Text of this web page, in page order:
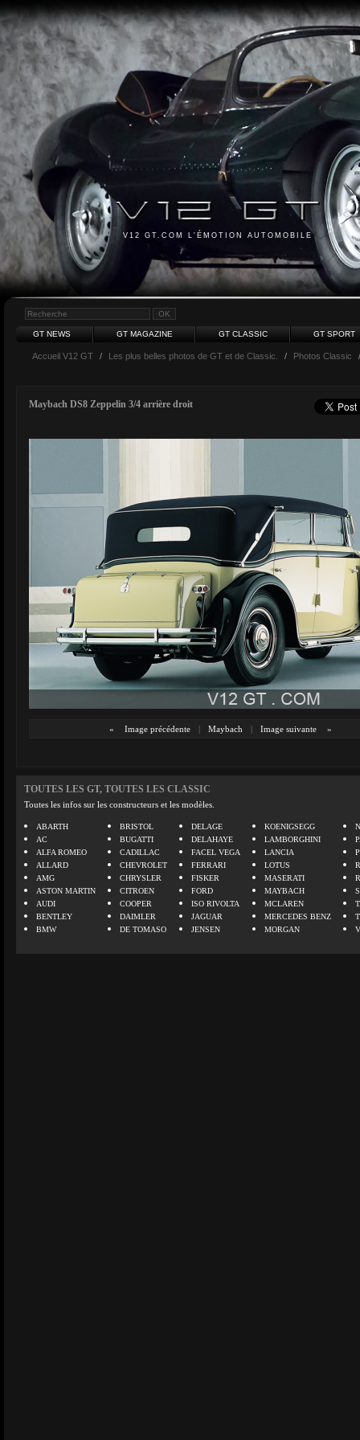
V12 GT.COM L'ÉMOTION AUTOMOBILE
GT NEWS GT MAGAZINE GT CLASSIC GT SPORT
Accueil V12 GT / Les plus belles photos de GT et de Classic. / Photos Classic
Maybach DS8 Zeppelin 3/4 arrière droit
« Image précédente | Maybach | Image suivante »
TOUTES LES GT, TOUTES LES CLASSIC
Toutes les infos sur les constructeurs et les modèles.
ABARTH
AC
ALFA ROMEO
ALLARD
AMG
ASTON MARTIN
AUDI
BENTLEY
BMW
BRISTOL
BUGATTI
CADILLAC
CHEVROLET
CHRYSLER
CITROEN
COOPER
DAIMLER
DE TOMASO
DELAGE
DELAHAYE
FACEL VEGA
FERRARI
FISKER
FORD
ISO RIVOLTA
JAGUAR
JENSEN
KOENIGSEGG
LAMBORGHINI
LANCIA
LOTUS
MASERATI
MAYBACH
MCLAREN
MERCEDES BENZ
MORGAN